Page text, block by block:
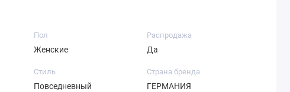
Пол
Женские
Распродажа
Да
Стиль
Повседневный
Страна бренда
ГЕРМАНИЯ